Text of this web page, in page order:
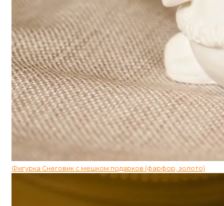
Фигурка Снеговик с мешком подарков (фарфор, золото)